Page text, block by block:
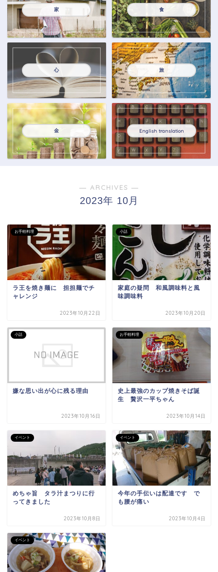
家 食
心 旅
金 English translation
― ARCHIVES ―
2023年 10月
お手軽料理
ラ王を焼き麺に 担担麺でチ
ャレンジ
2023年10月22日
小話
家庭の疑問 和風調味料と風
味調味料
2023年10月20日
小話
嫌な思い出が心に残る理由
2023年10月16日
お手軽料理
史上最強のカップ焼きそば誕
生 贅沢一平ちゃん
2023年10月14日
イベント
めちゃ旨 タラ汁まつりに行
ってきました
2023年10月8日
イベント
今年の手伝いは配達です で
も腰が痛い
2023年10月4日
イベント